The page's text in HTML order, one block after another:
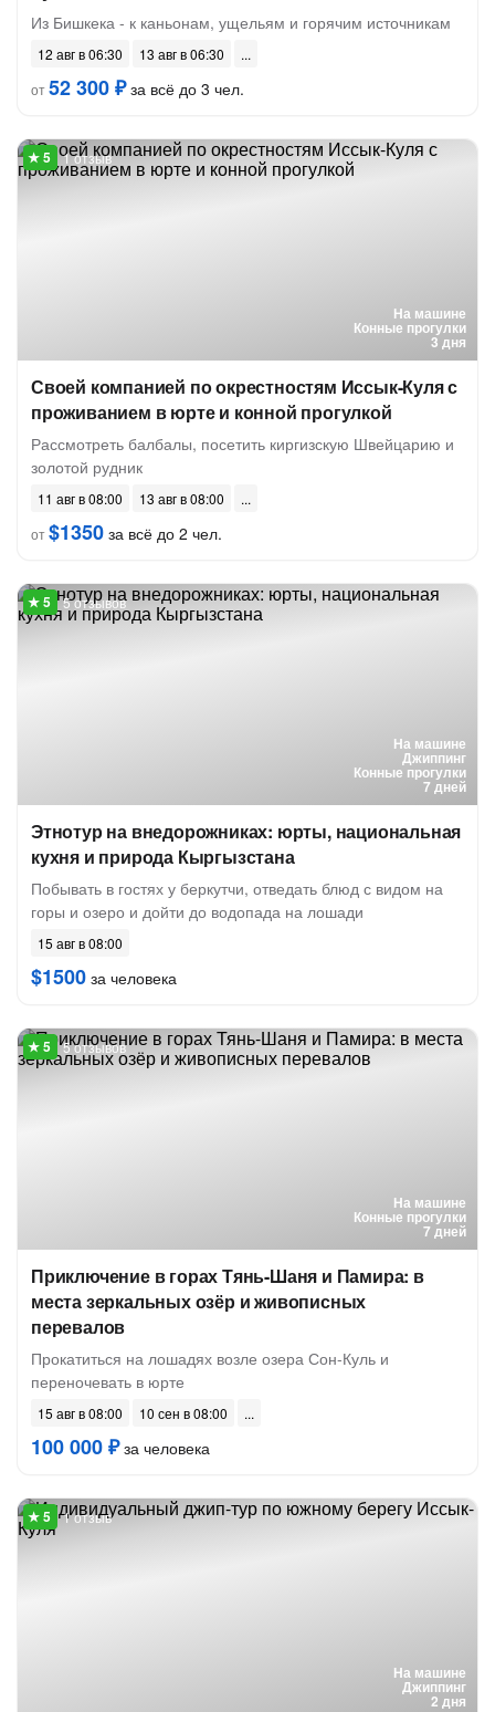
Из Бишкека - к каньонам, ущельям и горячим источникам
12 авг в 06:30
13 авг в 06:30
от52 300 ₽за всё до 3 чел.
На машине
Конные прогулки
3 дня
1 отзыв
Своей компанией по окрестностям Иссык-Куля с
проживанием в юрте и конной прогулкой
Рассмотреть балбалы, посетить киргизскую Швейцарию и
золотой рудник
11 авг в 08:00
13 авг в 08:00
от$1350 за всё до 2 чел.
На машине
Джиппинг
Конные прогулки
7 дней
5 отзывов
Этнотур на внедорожниках: юрты, национальная
кухня и природа Кыргызстана
Побывать в гостях у беркутчи, отведать блюд с видом на
горы и озеро и дойти до водопада на лошади
15 авг в 08:00
$1500 за человека
На машине
Конные прогулки
7 дней
5 отзывов
Приключение в горах Тянь-Шаня и Памира: в
места зеркальных озёр и живописных
перевалов
Прокатиться на лошадях возле озера Сон-Куль и
переночевать в юрте
15 авг в 08:00 10 сен в 08:00
100 000 ₽за человека
На машине
Джиппинг
2 дня
1 отзыв